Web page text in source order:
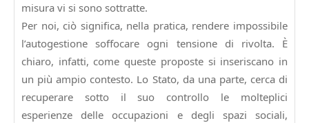
misura vi si sono sottratte.
Per noi, ciò significa, nella pratica, rendere impossibile
l’autogestione soffocare ogni tensione di rivolta. È
chiaro, infatti, come queste proposte si inseriscano in
un più ampio contesto. Lo Stato, da una parte, cerca di
recuperare sotto il suo controllo le molteplici
esperienze delle occupazioni e degli spazi sociali,